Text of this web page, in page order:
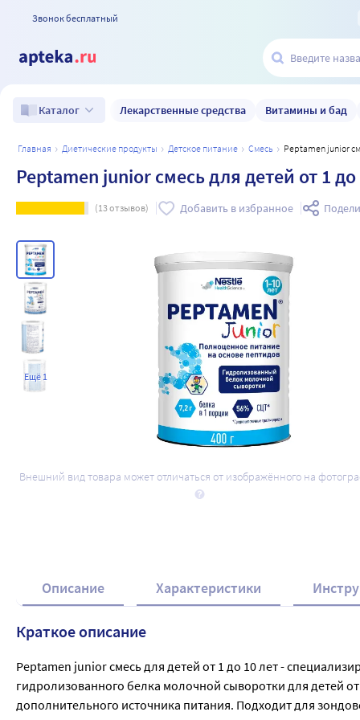
Звонок бесплатный
Каталог Лекарственные средства Витамины и бад
главная диетические продукты детское питание смесь Peptamen junior
Peptamen junior смесь для детей от 1 до
(13отзывов) Добавить в избранное
Ещё 1
Внешний вид товара может отличаться от изображённого на
Описание Характеристики
Краткое описание
Peptamen junior смесь для детей от 1 до 10 лет -
гидролизованного белка молочной сыворотки для детей
дополнительного источника питания. Подходит для